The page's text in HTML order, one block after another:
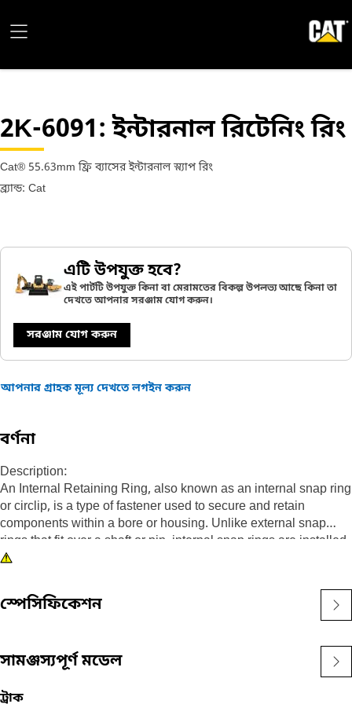
2K-6091: ইন্টারনাল রিটেনিং রিং
Cat® 55.63mm ফ্রি ব্যাসের ইন্টারনাল স্ন্যাপ রিং
ব্র্যান্ড: Cat
এটি উপযুক্ত হবে?
এই পার্টটি উপযুক্ত কিনা বা মেরামতের বিকল্প উপলভ্য আছে কিনা তা
দেখতে আপনার সরঞ্জাম যোগ করুন।
সরঞ্জাম যোগ করুন
আপনার গ্রাহক মূল্য দেখতে লগইন করুন
বর্ণনা
Description:
An Internal Retaining Ring, also known as an internal snap ring
or circlip, is a type of fastener used to secure and retain
components within a bore or housing. Unlike external snap
rings that fit over a shaft or pin, internal snap rings are installed
inside a bore or groove to hold components in place. The main
displacement of components within a bore or housing. It acts as
a retaining device, holding components such as bearings,
Attributes:
durability, reliability, and productivity.
স্পেসিফিকেশন
সামঞ্জস্যপূর্ণ মডেল
ট্রাক